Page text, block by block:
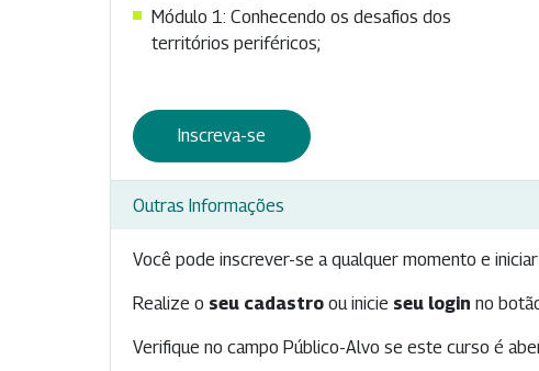
Módulo 1: Conhecendo os desafios dos
territórios periféricos;
Inscreva-se
Outras Informações
Você pode inscrever-se a qualquer momento e
Realize o seu cadastro ou inicie seu login no
Verifique no campo Público-Alvo se este curso é